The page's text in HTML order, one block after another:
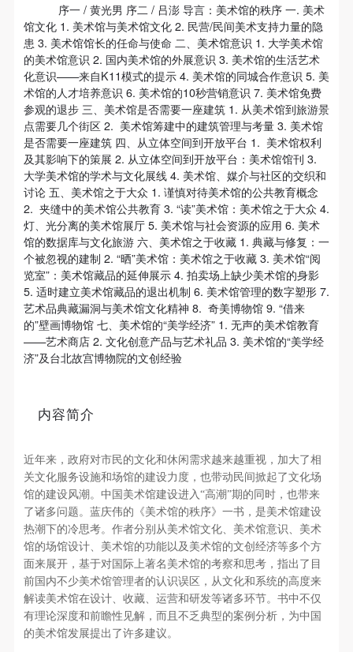
序一 / 黄光男 序二 / 吕澎 导言：美术馆的秩序 一. 美术
馆文化 1. 美术馆与美术馆文化 2. 民营/民间美术支持力量的隐
患 3. 美术馆馆长的任命与使命 二、美术馆意识 1. 大学美术馆
的美术馆意识 2. 国内美术馆的外展意识 3. 美术馆的生活艺术
化意识——来自K11模式的提示 4. 美术馆的同城合作意识 5. 美
术馆的人才培养意识 6. 美术馆的10秒营销意识 7. 美术馆免费
参观的退步 三、美术馆是否需要一座建筑 1. 从美术馆到旅游景
点需要几个街区 2. 美术馆筹建中的建筑管理与考量 3. 美术馆
是否需要一座建筑 四、从立体空间到开放平台 1. 美术馆权利
及其影响下的策展 2. 从立体空间到开放平台：美术馆馆刊 3.
大学美术馆的学术与文化展线 4. 美术馆、媒介与社区的交织和
讨论 五、美术馆之于大众 1. 谨慎对待美术馆的公共教育概念
2. 夹缝中的美术馆公共教育 3. “读”美术馆：美术馆之于大众 4.
灯、光分离的美术馆展厅 5. 美术馆与社会资源的应用 6. 美术
馆的数据库与文化旅游 六、美术馆之于收藏 1. 典藏与修复：一
个被忽视的建制 2. “晒”美术馆：美术馆之于收藏 3. 美术馆“阅
览室”：美术馆藏品的延伸展示 4. 拍卖场上缺少美术馆的身影
5. 适时建立美术馆藏品的退出机制 6. 美术馆管理的数字塑形 7.
艺术品典藏漏洞与美术馆文化精神 8. 奇美博物馆 9. “借来
的”壁画博物馆 七、美术馆的“美学经济” 1. 无声的美术馆教育
——艺术商店 2. 文化创意产品与艺术礼品 3. 美术馆的“美学经
济”及台北故宫博物院的文创经验
内容简介
近年来，政府对市民的文化和休闲需求越来越重视，加大了相
关文化服务设施和场馆的建设力度，也带动民间掀起了文化场
馆的建设风潮。中国美术馆建设进入“高潮”期的同时，也带来
了诸多问题。蓝庆伟的《美术馆的秩序》一书，是美术馆建设
热潮下的冷思考。作者分别从美术馆文化、美术馆意识、美术
馆的场馆设计、美术馆的功能以及美术馆的文创经济等多个方
面来展开，基于对国际上著名美术馆的考察和思考，指出了目
前国内不少美术馆管理者的认识误区，从文化和系统的高度来
解读美术馆在设计、收藏、运营和研发等诸多环节。书中不仅
有理论深度和前瞻性见解，而且不乏典型的案例分析，为中国
的美术馆发展提出了许多建议。
感官。 选择去吴哥，因为太想亲自去感受一下这世界
上最重要的文明古迹，它将中国长城的雄伟、泰姬陵
的细致繁复和金字塔的对称之美全部完美的融为一
体。唯有置身于吴哥王城，在“高棉微笑”的注视下，
去凝望这曾经充满战乱、杀戮，到现今的和平和安
详。仿佛瞬间被抽离出这世间之外，画面被定格静止
了一般，转过身即是微笑。 版权归作者所有，任何形
式转载请联系作者。 关于吴哥，我想大约是我不必多
费口舌去解释每一处寺院的由来和历史，每一个来到
这里的人，多数都会花上个三五日去感受吴哥雄伟壮
观的寺院建筑群。 这里捡几个重要而美的分享。 冷
风起，冬意浓！ 这个冬日的北京刻意显得不那么的温
暖，不禁想逃离这荒凉几日，寻一处刺眼的阳光，重
新洗礼那或许已经麻木的感官。 选择去吴哥，因为太
想亲自去感受一下这世界上最重要的文明古迹，它将
中国长城的雄伟、泰姬陵的细致繁复和金字塔的对称
之美全部完美的融为一体。唯有置身于吴哥王城，
戮，到现今的和平和安详。仿佛瞬间被抽离出这世间
权归作者所有，任何形式转载请联系作者。 关于吴
哥，我想大约是我不必多费口舌去解释每一处寺院的
由来和历史，每一个来到这里的人，多数都会花上个
三五日去感受吴哥雄伟壮观的寺院建筑群。 这里捡几
个重要而美的分享。 冷风起，冬意浓！ 这个冬日的
北京刻意显得不那么的温暖，不禁想逃离这荒凉几
日，寻一处刺眼的阳光，重新洗礼那或许已经麻木的
感官。 选择去吴哥，因为太想亲自去感受一下这世界
上最重要的文明古迹，它将中国长城的雄伟、泰姬陵
快捷登录 帐号密码登录
手机号码
发送验证码
手机号码将作为您的登录账号
验证码
登录
可使用雅昌艺术网会员账户登录